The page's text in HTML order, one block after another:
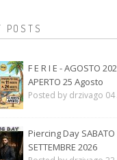
POSTS
F E R I E - AGOSTO
APERTO 25 Agosto
Posted by drzivago 04
Piercing Day SABATO
SETTEMBRE 2026